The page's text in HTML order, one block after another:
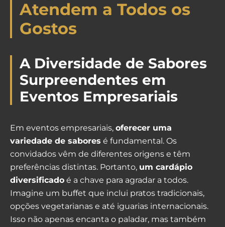
Atendem a Todos os
Gostos
A Diversidade de Sabores
Surpreendentes em
Eventos Empresariais
Em eventos empresariais, oferecer uma
variedade de sabores é fundamental. Os
convidados vêm de diferentes origens e têm
preferências distintas. Portanto, um cardápio
diversificado é a chave para agradar a todos.
Imagine um buffet que inclui pratos tradicionais,
opções vegetarianas e até iguarias internacionais.
Isso não apenas encanta o paladar, mas também